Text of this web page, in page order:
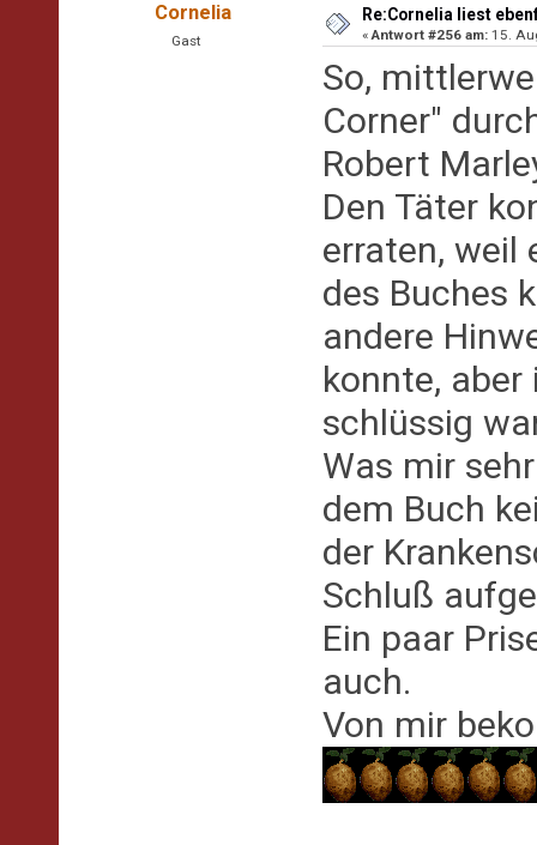
Cornelia
Gast
Re:Cornelia liest
«Antwort #256 am: 15.
So,
Corner"
Robert
Den Täter
erraten, weil
des Buches
andere
konnte, aber
schlüssig
Was mir
dem Buch
der
Schluß
Ein paar
auch.
Von mir